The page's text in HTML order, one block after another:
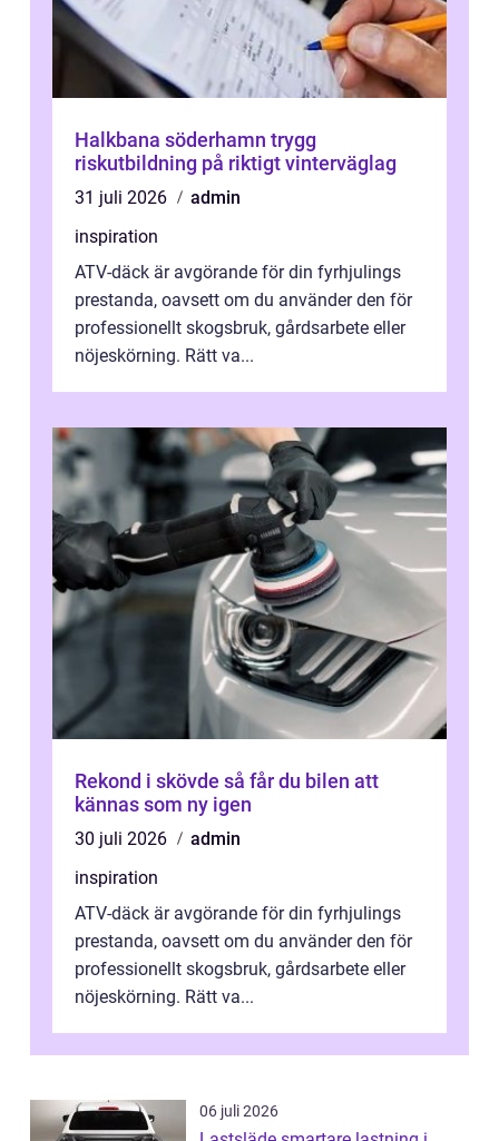
Halkbana söderhamn trygg
riskutbildning på riktigt vinterväglag
31 juli 2026
admin
inspiration
ATV-däck är avgörande för din fyrhjulings
prestanda, oavsett om du använder den för
professionellt skogsbruk, gårdsarbete eller
nöjeskörning. Rätt va...
Rekond i skövde så får du bilen att
kännas som ny igen
30 juli 2026
admin
inspiration
ATV-däck är avgörande för din fyrhjulings
prestanda, oavsett om du använder den för
professionellt skogsbruk, gårdsarbete eller
nöjeskörning. Rätt va...
06 juli 2026